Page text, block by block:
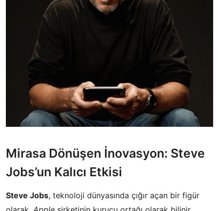
Mirasa Dönüşen İnovasyon: Steve
Jobs’un Kalıcı Etkisi
Steve Jobs, teknoloji dünyasında çığır açan bir figür